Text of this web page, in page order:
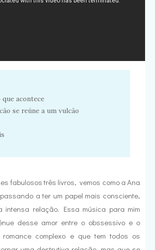
acontece
se reúne a um vulcão
fabulosos três livros, vemos como a Ana
a ter um papel mais consciente,
intensa relação. Essa música para mim
desse amor entre o obssessivo e o
complexo e que tem todos os